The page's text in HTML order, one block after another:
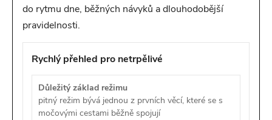
do rytmu dne, běžných návyků a dlouhodobější
pravidelnosti.
Rychlý přehled pro netrpělivé
Důležitý základ režimu
pitný režim bývá jednou z prvních věcí, které se s
močovými cestami běžně spojují